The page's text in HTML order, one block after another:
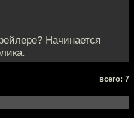
Начинается
всего: 7